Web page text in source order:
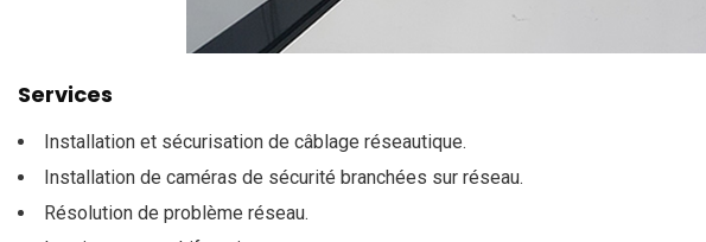
Services
Installation et sécurisation de câblage réseautique.
Installation de caméras de sécurité branchées sur réseau.
Résolution de problème réseau.